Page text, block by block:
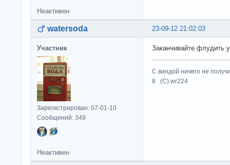
Неактивен
23-09-12 21:02:03
watersoda
Участник
Зарегистрирован: 07-01-10
Сообщений: 349
Заканчивайте флудить
С виндой ничего не
8 (C) wr224
Неактивен